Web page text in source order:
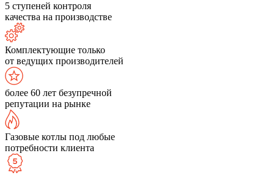
5 ступеней контроля
качества на производстве
Комплектующие только
от ведущих производителей
более 60 лет безупречной
репутации на рынке
Газовые котлы под любые
потребности клиента